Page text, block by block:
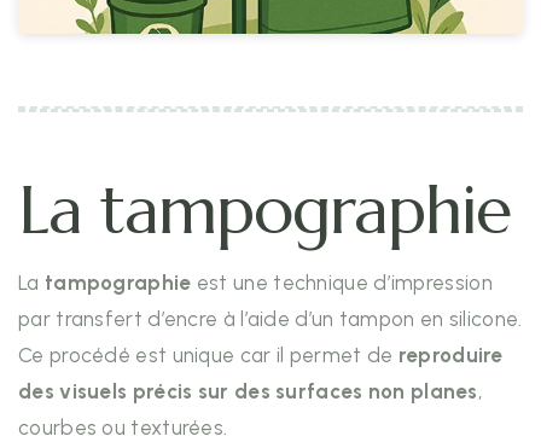
La tampographie
La tampographie est une technique d’impression
par transfert d’encre à l’aide d’un tampon en silicone.
Ce procédé est unique car il permet de reproduire
des visuels précis sur des surfaces non planes,
courbes ou texturées.